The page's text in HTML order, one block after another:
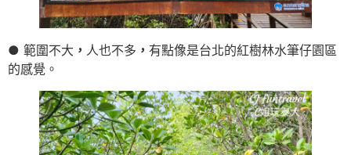
● 範圍不大 ， 人也不多 ， 有點像是台北的紅樹林水筆仔園區
的感覺。